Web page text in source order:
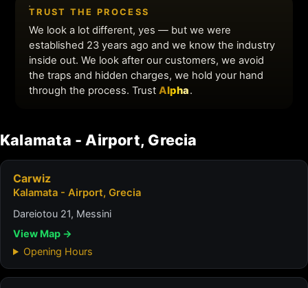
Kalamata - Airport, Grecia
Carwiz
Kalamata - Airport, Grecia
Dareiotou 21, Messini
View Map →
Opening Hours